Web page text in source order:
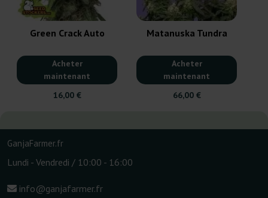
Green Crack Auto
Acheter
maintenant
16,00 €
Matanuska Tundra
Acheter
maintenant
66,00 €
GanjaFarmer.fr
Lundi - Vendredi / 10:00 - 16:00
info@ganjafarmer.fr